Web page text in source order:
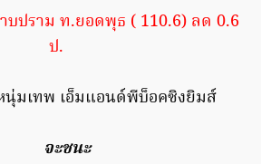
บปราม ท.ยอดพุธ ( 110.6) ลด 0.6
ป.
พ เอ็มแอนด์พีบ็อคซิงยิมส์
จะชนะ